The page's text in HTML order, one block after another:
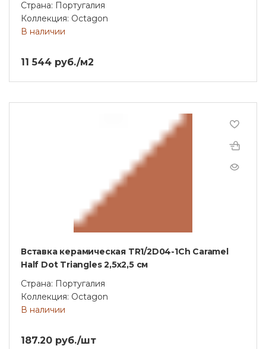
Страна: Португалия
Коллекция: Octagon
В наличии
11 544 руб./м2
Вставка керамическая TR1/2D04-1Ch Caramel
Half Dot Triangles 2,5х2,5 см
Страна: Португалия
Коллекция: Octagon
В наличии
187.20 руб./шт